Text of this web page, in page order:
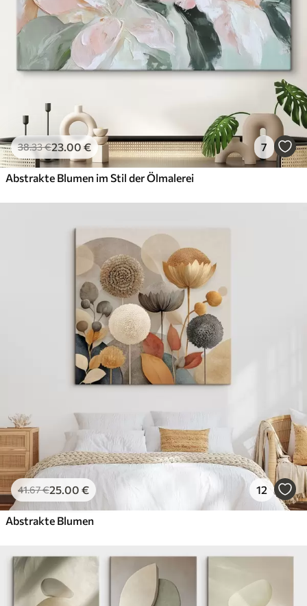
38.33€23.00 € 7
Abstrakte Blumen im Stil der Ölmalerei
41.67€25.00 € 12
Abstrakte Blumen